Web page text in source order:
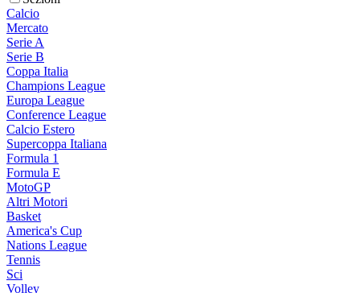
Calcio
Mercato
Serie A
Serie B
Coppa Italia
Champions League
Europa League
Conference League
Calcio Estero
Supercoppa Italiana
Formula 1
Formula E
MotoGP
Altri Motori
Basket
America's Cup
Nations League
Tennis
Sci
Volley